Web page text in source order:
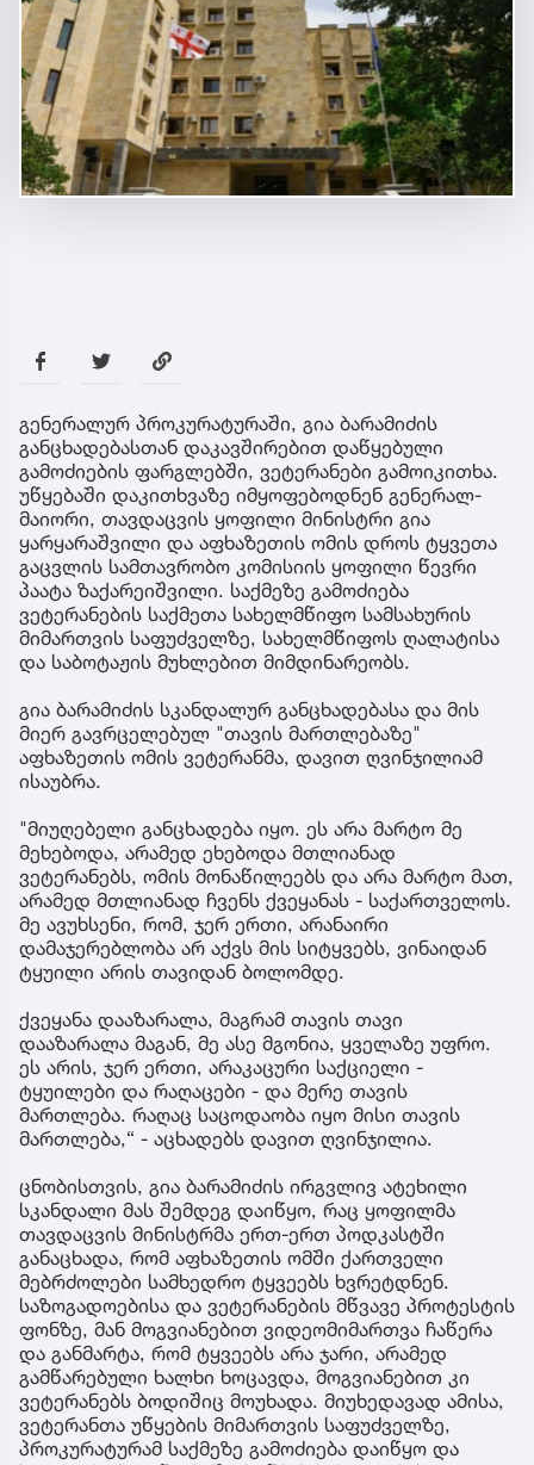
გენერალურ პროკურატურაში, გია ბარამიძის
განცხადებასთან დაკავშირებით დაწყებული
გამოძიების ფარგლებში, ვეტერანები გამოიკითხა.
უწყებაში დაკითხვაზე იმყოფებოდნენ გენერალ-
მაიორი, თავდაცვის ყოფილი მინისტრი გია
ყარყარაშვილი და აფხაზეთის ომის დროს ტყვეთა
გაცვლის სამთავრობო კომისიის ყოფილი წევრი
პაატა ზაქარეიშვილი. საქმეზე გამოძიება
ვეტერანების საქმეთა სახელმწიფო სამსახურის
მიმართვის საფუძველზე, სახელმწიფოს ღალატისა
და საბოტაჟის მუხლებით მიმდინარეობს.
გია ბარამიძის სკანდალურ განცხადებასა და მის
მიერ გავრცელებულ "თავის მართლებაზე"
აფხაზეთის ომის ვეტერანმა, დავით ღვინჯილიამ
ისაუბრა.
"მიუღებელი განცხადება იყო. ეს არა მარტო მე
მეხებოდა, არამედ ეხებოდა მთლიანად
ვეტერანებს, ომის მონაწილეებს და არა მარტო მათ,
არამედ მთლიანად ჩვენს ქვეყანას - საქართველოს.
მე ავუხსენი, რომ, ჯერ ერთი, არანაირი
დამაჯერებლობა არ აქვს მის სიტყვებს, ვინაიდან
ტყუილი არის თავიდან ბოლომდე.
ქვეყანა დააზარალა, მაგრამ თავის თავი
დააზარალა მაგან, მე ასე მგონია, ყველაზე უფრო.
ეს არის, ჯერ ერთი, არაკაცური საქციელი -
ტყუილები და რაღაცები - და მერე თავის
მართლება. რაღაც საცოდაობა იყო მისი თავის
მართლება,“ - აცხადებს დავით ღვინჯილია.
ცნობისთვის, გია ბარამიძის ირგვლივ ატეხილი
სკანდალი მას შემდეგ დაიწყო, რაც ყოფილმა
თავდაცვის მინისტრმა ერთ-ერთ პოდკასტში
განაცხადა, რომ აფხაზეთის ომში ქართველი
მებრძოლები სამხედრო ტყვეებს ხვრეტდნენ.
საზოგადოებისა და ვეტერანების მწვავე პროტესტის
ფონზე, მან მოგვიანებით ვიდეომიმართვა ჩაწერა
და განმარტა, რომ ტყვეებს არა ჯარი, არამედ
გამწარებული ხალხი ხოცავდა, მოგვიანებით კი
ვეტერანებს ბოდიშიც მოუხადა. მიუხედავად ამისა,
ვეტერანთა უწყების მიმართვის საფუძველზე,
პროკურატურამ საქმეზე გამოძიება დაიწყო და